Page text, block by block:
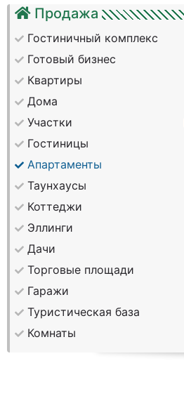
Продажа
Гостиничный комплекс
Готовый бизнес
Квартиры
Дома
Участки
Гостиницы
Апартаменты
Таунхаусы
Коттеджи
Эллинги
Дачи
Торговые площади
Гаражи
Туристическая база
Комнаты